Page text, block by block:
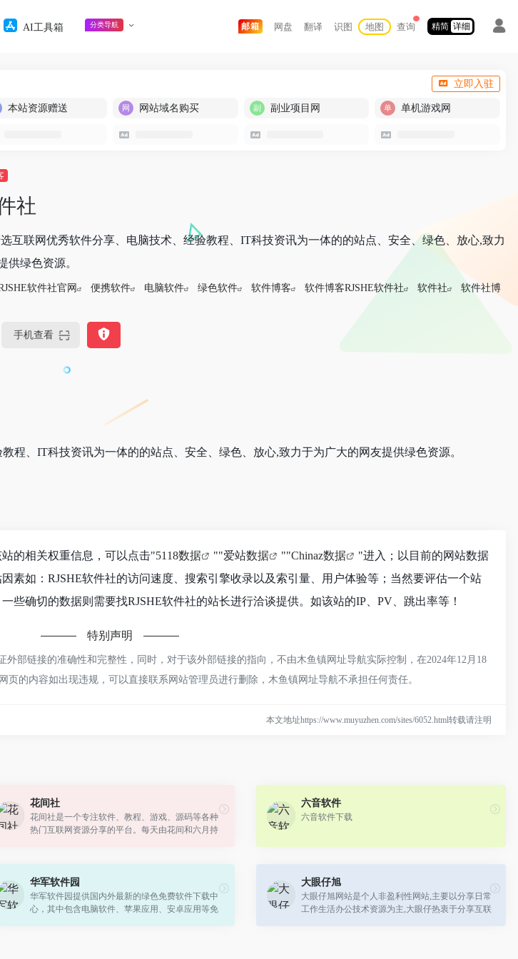
AI工具箱 分类导航 邮箱 网盘 翻译 识图 地图 查询 精简 详细
立即入驻
本站资源赠送 网站域名购买 副业项目网 单机游戏网
社
互联网优秀软件分享、电脑技术、经验教程、IT科技资讯为一体的的站点、安全、绿色、放心,致力
供绿色资源。
软件社官网 便携软件 电脑软件 绿色软件 软件博客 软件博客RJSHE软件社 软件社
软件社博
手机查看
程、IT科技资讯为一体的的站点、安全、绿色、放心,致力于为广大的网友提供绿色资源。
的相关权重信息，可以点击"5118数据 ""爱站数据 ""Chinaz数据
"进入；以目前的网站数据
素如：RJSHE软件社的访问速度、搜索引擎收录以及索引量、用户体验等；当然要评估一个站
些确切的数据则需要找RJSHE软件社的站长进行洽谈提供。如该站的IP、PV、跳出率等！
特别声明
部链接的准确性和完整性，同时，对于该外部链接的指向，不由木鱼镇网址导航实际控制，在2024年12月18
页的内容如出现违规，可以直接联系网站管理员进行删除，木鱼镇网址导航不承担任何责任。
本文地址https://www.muyuzhen.com/sites/6052.html转载请注明
花间社
花间社是一个专注软件、教程、游戏、源码等各种
热门互联网资源分享的平台。每天由花间和六月持
六音软件
六音软件下载
华军软件园
华军软件园提供国内外最新的绿色免费软件下载中
心，其中包含电脑软件、苹果应用、安卓应用等免
大眼仔旭
大眼仔旭网站是个人非盈利性网站,主要以分享日常
工作生活办公技术资源为主,大眼仔热衷于分享互联